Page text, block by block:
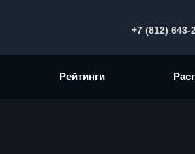
+7 (812) 643-
Рейтинги